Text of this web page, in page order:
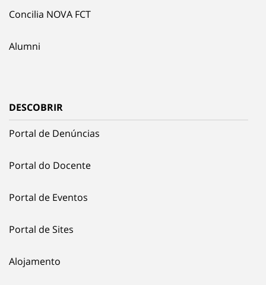
Concilia NOVA FCT
Alumni
DESCOBRIR
Portal de Denúncias
Portal do Docente
Portal de Eventos
Portal de Sites
Alojamento